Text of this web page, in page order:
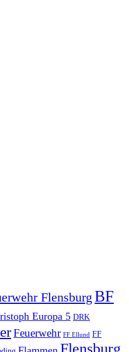
Flensburg BF
Europa 5 DRK
Feuerwehr FF Ellund FF